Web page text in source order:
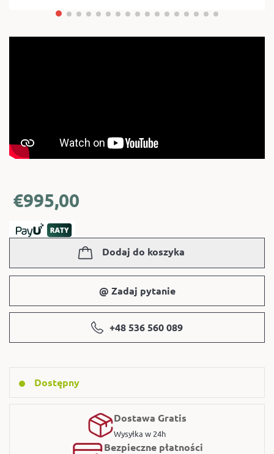
€995,00
Dodaj do koszyka
@ Zadaj pytanie
+48 536 560 089
Dostępny
Dostawa Gratis
Wysyłka w 24h
Bezpieczne płatności